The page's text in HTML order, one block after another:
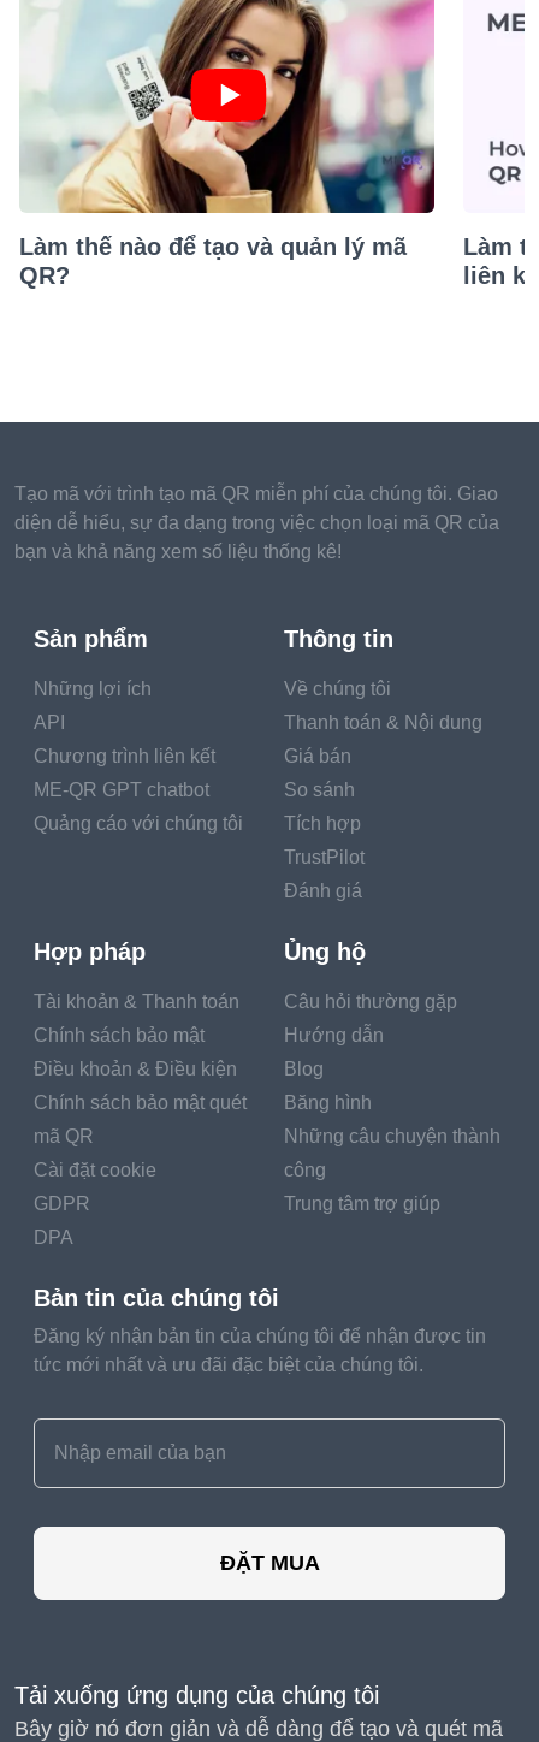
Làm thế nào để tạo và quản lý mã
QR?
Làm
liên
Tạo mã với trình tạo mã QR miễn phí của chúng tôi. Giao
diện dễ hiểu, sự đa dạng trong việc chọn loại mã QR của
bạn và khả năng xem số liệu thống kê!
Sản phẩm
Những lợi ích
API
Chương trình liên kết
ME-QR GPT chatbot
Quảng cáo với chúng tôi
Thông tin
Về chúng tôi
Thanh toán & Nội dung
Giá bán
So sánh
Tích hợp
TrustPilot
Đánh giá
Hợp pháp
Tài khoản & Thanh toán
Chính sách bảo mật
Điều khoản & Điều kiện
Chính sách bảo mật quét
mã QR
Cài đặt cookie
GDPR
DPA
Ủng hộ
Câu hỏi thường gặp
Hướng dẫn
Blog
Băng hình
Những câu chuyện thành
công
Trung tâm trợ giúp
Bản tin của chúng tôi
Đăng ký nhận bản tin của chúng tôi để nhận được tin
tức mới nhất và ưu đãi đặc biệt của chúng tôi.
ĐẶT MUA
Tải xuống ứng dụng của chúng tôi
Bây giờ nó đơn giản và dễ dàng để tạo và quét mã